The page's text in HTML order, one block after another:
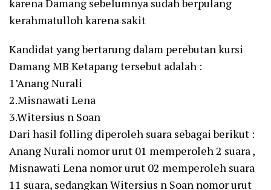
karena Damang sebelumnya sudah berpulang
kerahmatulloh karena sakit
Kandidat yang bertarung dalam perebutan kursi
Damang MB Ketapang tersebut adalah :
1’Anang Nurali
2.Misnawati Lena
3.Witersius n Soan
Dari hasil folling diperoleh suara sebagai berikut :
Anang Nurali nomor urut 01 memperoleh 2 suara ,
Misnawati Lena nomor urut 02 memperoleh suara
11 suara, sedangkan Witersius n Soan nomor urut